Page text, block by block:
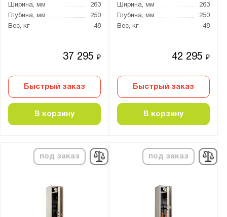
Ширина, мм
263
Глубина, мм
250
Вес, кг
48
37 295₽
Быстрый заказ
В корзину
Ширина, мм
263
Глубина, мм
250
Вес, кг
48
42 295₽
Быстрый заказ
В корзину
под заказ под заказ
S1 класс
30Б
Количество полок, шт.:
Тип покрытия поверхности:
натуральное дерево
порошковое